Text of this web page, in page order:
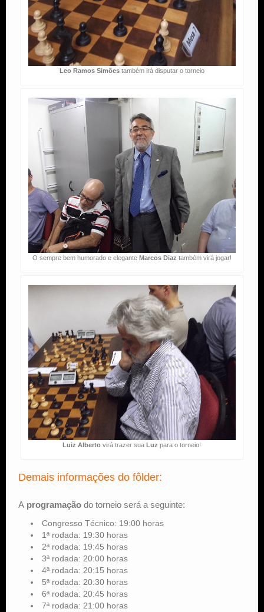
Leo Ramos Simõestambém irá disputar o torneio
O sempre bem humorado e elegante Marcos Diaz também virá jogar!
Luiz Alberto virá trazer suaLuz para o torneio!
Demais informações do fôlder:
A programação do torneio será a seguinte:
Congresso Técnico: 19:00 horas
1ª rodada: 19:30 horas
2ª rodada: 19:45 horas
3ª rodada: 20:00 horas
4ª rodada: 20:15 horas
5ª rodada: 20:30 horas
6ª rodada: 20:45 horas
7ª rodada: 21:00 horas